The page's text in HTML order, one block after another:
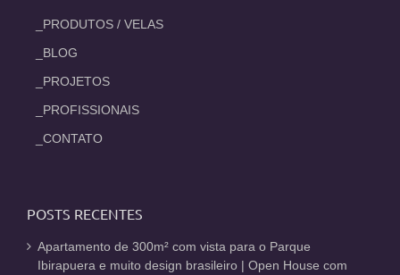
_PRODUTOS / VELAS
_BLOG
_PROJETOS
_PROFISSIONAIS
_CONTATO
POSTS RECENTES
Apartamento de 300m² com vista para o Parque
Ibirapuera e muito design brasileiro | Open House com